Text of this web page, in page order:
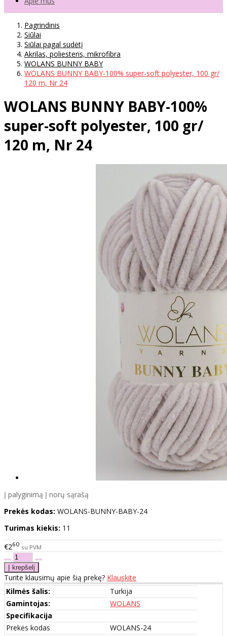
Pagrindinis
Siūlai
Siūlai pagal sudėtį
Akrilas, poliesteris, mikrofibra
WOLANS BUNNY BABY
WOLANS BUNNY BABY-100% super-soft polyester, 100 gr/
120 m, Nr 24
WOLANS BUNNY BABY-100%
super-soft polyester, 100 gr/
120 m, Nr 24
Į palyginimą Į norų sąrašą
Prekės kodas: WOLANS-BUNNY-BABY-24
Turimas kiekis: 11
€260 su PVM
Turite klausimų apie šią prekę? Klauskite
Kilmės šalis:
Turkija
Gamintojas:
WOLANS
Specifikacija
Prekės kodas
WOLANS-24